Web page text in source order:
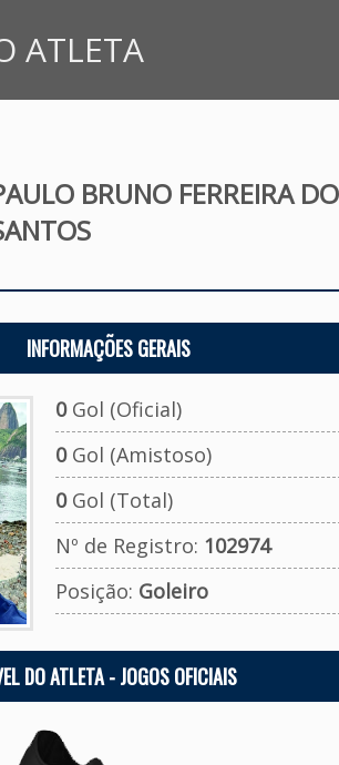
ATLETA
BRUNO FERREIRA
INFORMAÇÕES GERAIS
0Gol (Oficial)
0Gol (Amistoso)
0Gol (Total)
Nº de Registro: 102974
Posição: Goleiro
DO ATLETA - JOGOS OFICIAIS